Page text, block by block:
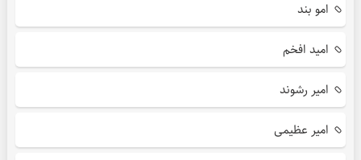
امو بند
امید افخم
امیر رشوند
امیر عظیمی